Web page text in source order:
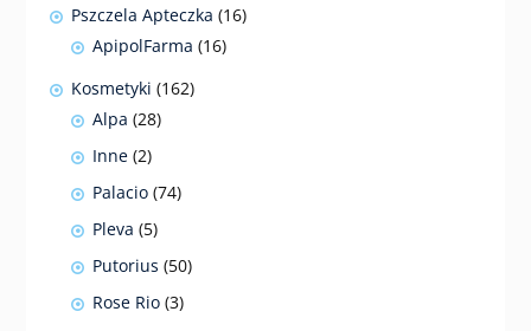
Pszczela Apteczka 1616
ApipolFarma 1616
Kosmetyki 162162
Alpa 2828
Inne 22
Palacio 7474
Pleva 55
Putorius 5050
Rose Rio 33